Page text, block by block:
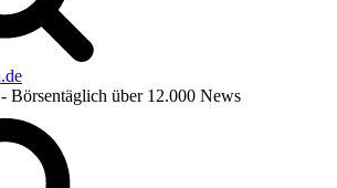
- Börsentäglich über 12.000 News